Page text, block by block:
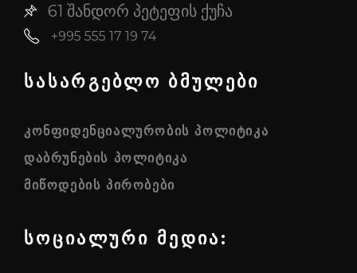
61 შანდორ პეტეფის ქუჩა
+995 555 17 19 74
სასარგებლო ბმულები
ᲙᲝᲜᲤᲘᲓᲔᲜᲪᲘᲐᲚᲣᲠᲝᲑᲘᲡ ᲞᲝᲚᲘᲢᲘᲙᲐ
ᲓᲐᲑᲠᲣᲜᲔᲑᲘᲡ ᲞᲝᲚᲘᲢᲘᲙᲐ
ᲛᲘᲬᲝᲓᲔᲑᲘᲡ ᲞᲘᲠᲝᲑᲔᲑᲘ
სოციალური მედია: